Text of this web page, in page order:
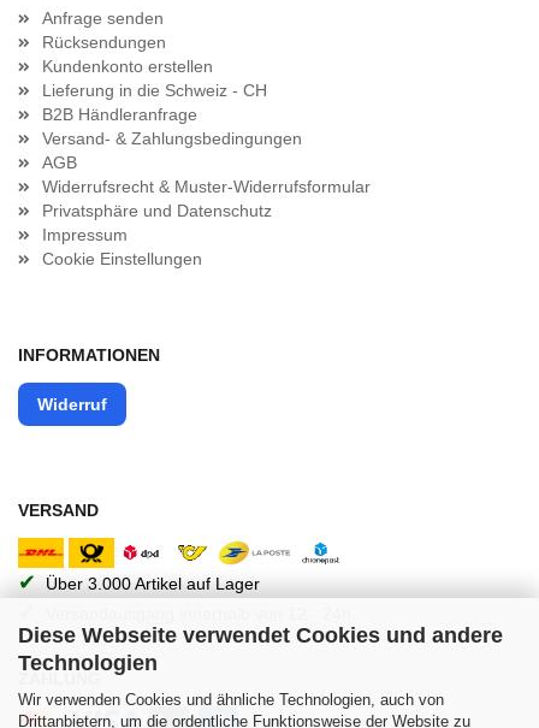
Diese Webseite verwendet Cookies und andere
Technologien
Wir verwenden Cookies und ähnliche Technologien, auch von
Drittanbietern, um die ordentliche Funktionsweise der Website zu
Anfrage senden
Rücksendungen
Kundenkonto erstellen
Lieferung in die Schweiz - CH
B2B Händleranfrage
Versand- & Zahlungsbedingungen
AGB
Widerrufsrecht & Muster-Widerrufsformular
Privatsphäre und Datenschutz
Impressum
Cookie Einstellungen
INFORMATIONEN
Widerruf
VERSAND
✔ Über 3.000 Artikel auf Lager